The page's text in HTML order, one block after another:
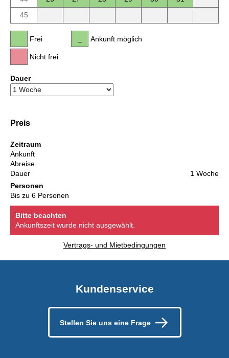
45
Frei
Nicht frei
Ankunft möglich
Dauer
Preis
Zeitraum
Ankunft
Abreise
Dauer
1 Woche
Personen
Bis zu 6 Personen
Bitte beachten
Ankunftszeit wurde nicht ausgewählt.
Vertrags- und Mietbedingungen
Kundenservice
Stellen Sie uns eine Frage